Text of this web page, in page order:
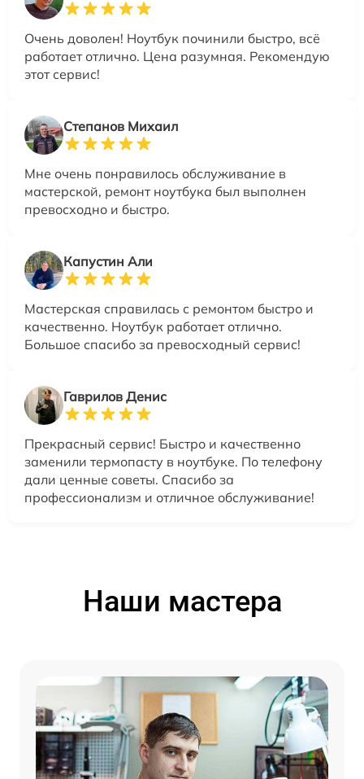
Очень доволен! Ноутбук починили быстро, всё
работает отлично. Цена разумная. Рекомендую
этот сервис!
Степанов Михаил
Мне очень понравилось обслуживание в
мастерской, ремонт ноутбука был выполнен
превосходно и быстро.
Капустин Али
Мастерская справилась с ремонтом быстро и
качественно. Ноутбук работает отлично.
Большое спасибо за превосходный сервис!
Гаврилов Денис
Прекрасный сервис! Быстро и качественно
заменили термопасту в ноутбуке. По телефону
дали ценные советы. Спасибо за
профессионализм и отличное обслуживание!
Наши мастера